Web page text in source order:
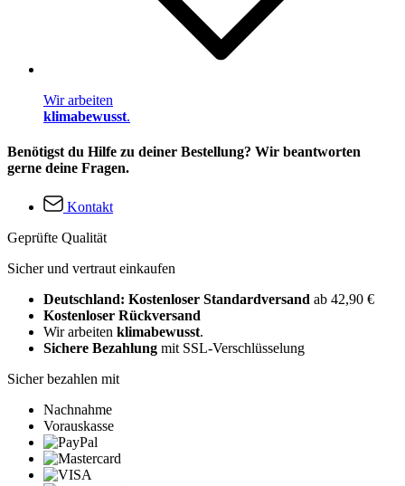
Wir arbeiten
klimabewusst.
Benötigst du Hilfe zu deiner Bestellung? Wir beantworten
gerne deine Fragen.
Kontakt
Geprüfte Qualität
Sicher und vertraut einkaufen
Deutschland: Kostenloser Standardversand ab 42,90 €
Kostenloser Rückversand
Wir arbeiten klimabewusst.
Sichere Bezahlung mit SSL-Verschlüsselung
Sicher bezahlen mit
Nachnahme
Vorauskasse